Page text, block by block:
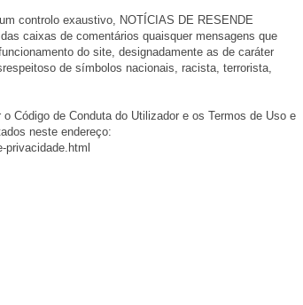
controlo exaustivo, NOTÍCIAS DE RESENDE
caixas de comentários quaisquer mensagens que
do site, designadamente as de caráter
de símbolos nacionais, racista, terrorista,
Código de Conduta do Utilizador e os Termos de Uso e
neste endereço:
privacidade.html